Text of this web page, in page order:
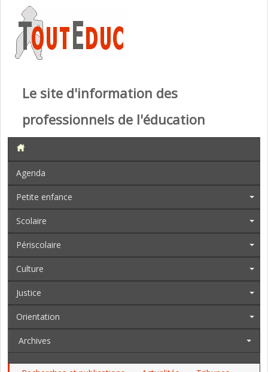
Le site d'information des
professionnels de l'éducation
Agenda
Petite enfance
Scolaire
Périscolaire
Culture
Justice
Orientation
Archives